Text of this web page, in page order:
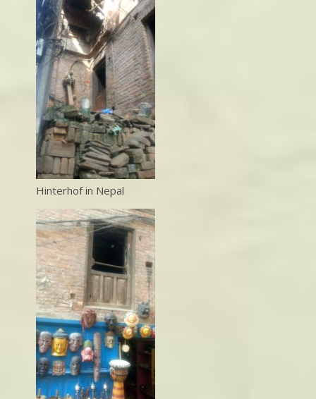
Hinterhof in Nepal